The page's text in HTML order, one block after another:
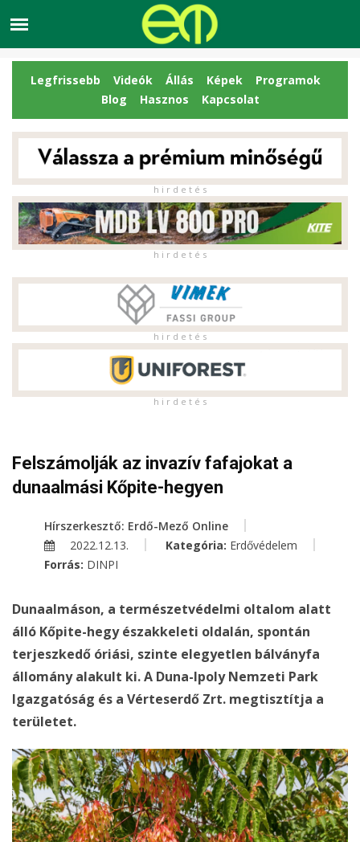
Legfrissebb Videók Állás Képek
Programok
Blog
Hasznos Kapcsolat
h i r d e t é s
h i r d e t é s
h i r d e t é s
h i r d e t é s
Felszámolják az invazív fafajokat a
dunaalmási Kőpite-hegyen
Hírszerkesztő: Erdő-Mező Online
2022.12.13.
Kategória: Erdővédelem
Forrás: DINPI
Dunaalmáson, a természetvédelmi oltalom alatt
álló Kőpite-hegy északkeleti oldalán, spontán
terjeszkedő óriási, szinte elegyetlen bálványfa
állomány alakult ki. A Duna-Ipoly Nemzeti Park
Igazgatóság és a Vérteserdő Zrt. megtisztítja a
területet.